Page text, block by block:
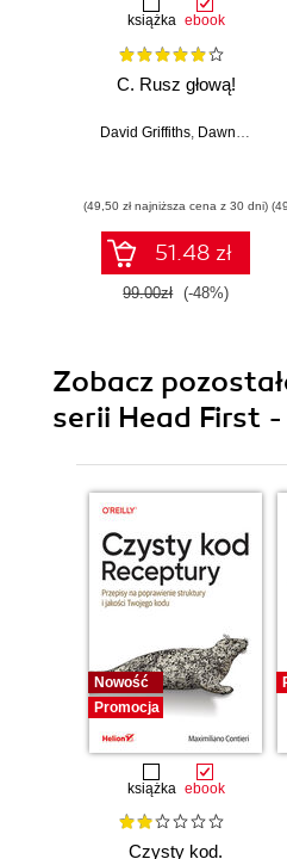
książka ebook
C. Rusz głową!
David Griffiths Dawn Griffiths
(49,50 zł najniższa cena z 30 dni)
51.48 zł
99.00zł (-48%)
Zobacz
serii Head First -
Nowość
Promocja
książka ebook
Czysty kod.